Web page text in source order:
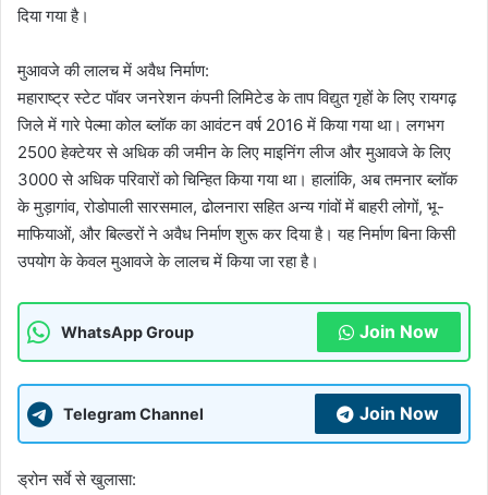
दिया गया है।
मुआवजे की लालच में अवैध निर्माण:
महाराष्ट्र स्टेट पॉवर जनरेशन कंपनी लिमिटेड के ताप विद्युत गृहों के लिए रायगढ़
जिले में गारे पेल्मा कोल ब्लॉक का आवंटन वर्ष 2016 में किया गया था। लगभग
2500 हेक्टेयर से अधिक की जमीन के लिए माइनिंग लीज और मुआवजे के लिए
3000 से अधिक परिवारों को चिन्हित किया गया था। हालांकि, अब तमनार ब्लॉक
के मुड़ागांव, रोडोपाली सारसमाल, ढोलनारा सहित अन्य गांवों में बाहरी लोगों, भू-
माफियाओं, और बिल्डरों ने अवैध निर्माण शुरू कर दिया है। यह निर्माण बिना किसी
उपयोग के केवल मुआवजे के लालच में किया जा रहा है।
WhatsApp Group Join Now
Telegram Channel Join Now
ड्रोन सर्वे से खुलासा: